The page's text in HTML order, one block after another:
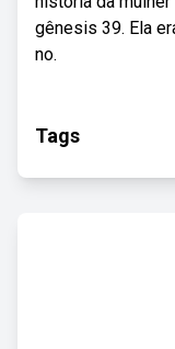
gênesis 39. Ela
no.
Tags